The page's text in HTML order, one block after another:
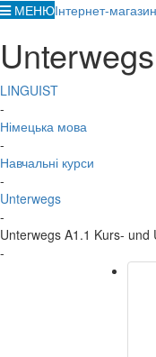
МЕНЮІнтернет-магазин
LINGUIST
-
Німецька мова
-
Навчальні курси
-
Unterwegs
-
Unterwegs A1.1 Kurs-
-